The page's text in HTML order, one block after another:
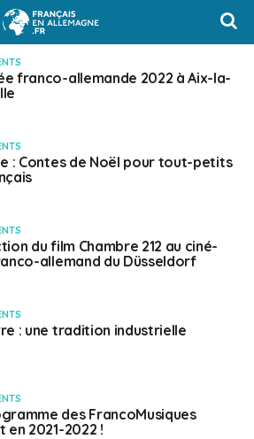
franco-allemande 2022 à Aix-la-
: Contes de Noël pour tout-petits
du film Chambre 212 au ciné-
allemand du Düsseldorf
: une tradition industrielle
des FrancoMusiques
en 2021-2022 !